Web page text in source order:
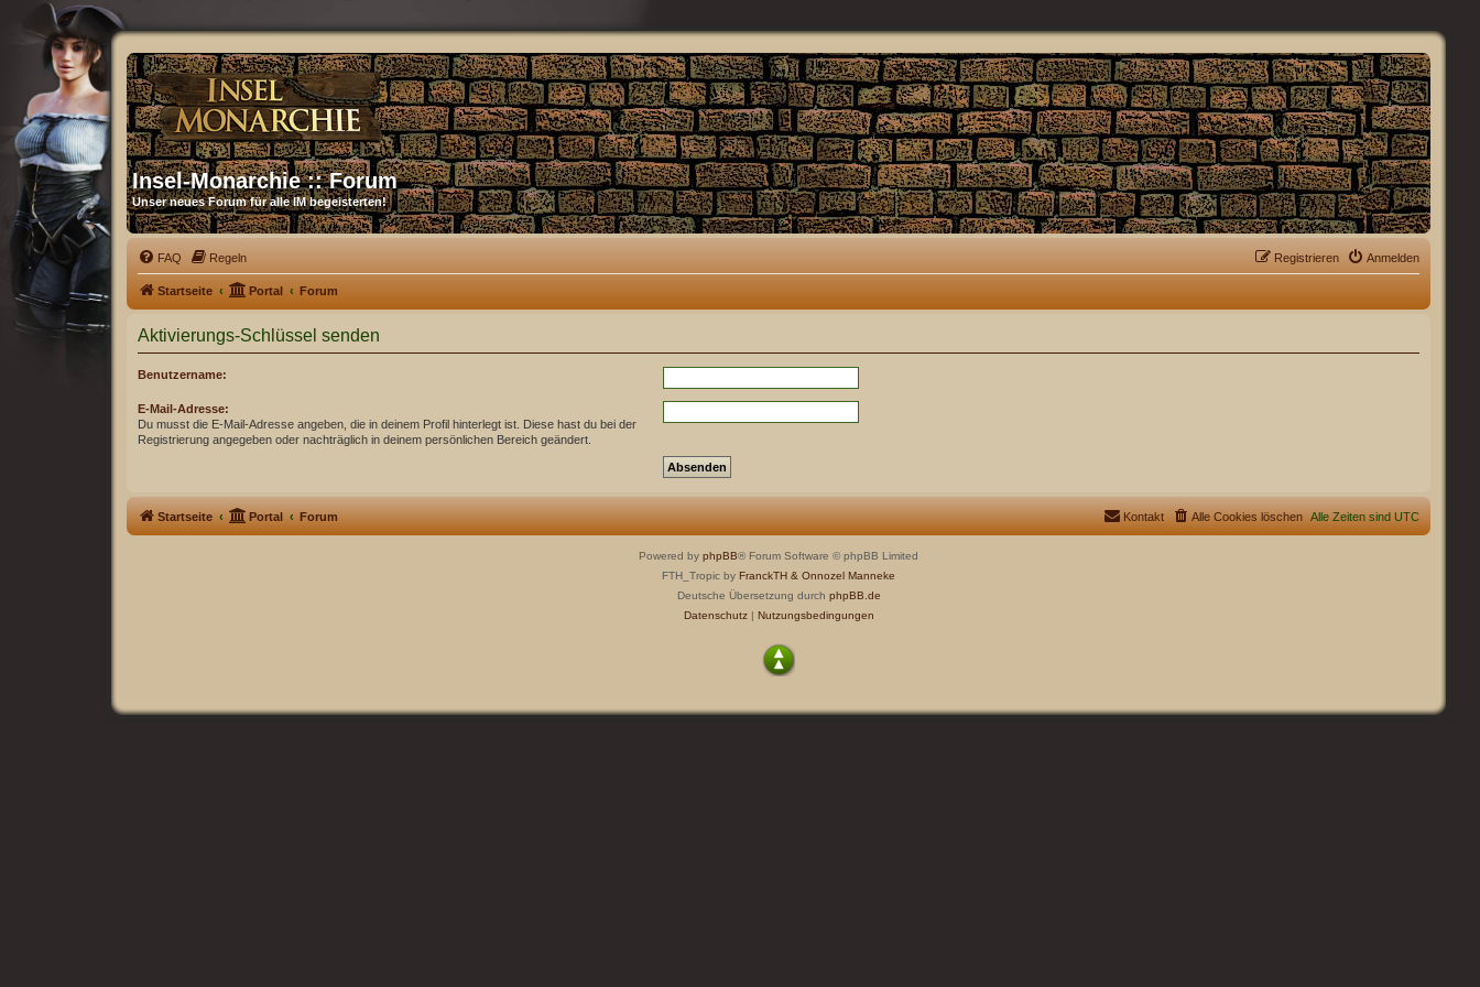
Insel-Monarchie :: Forum
Unser neues Forum für alle IM begeisterten!
FAQ Regeln Anmelden
Registrieren
Startseite Portal Forum
Aktivierungs-Schlüssel senden
Benutzername:
E-Mail-Adresse:
Du musst die E-Mail-Adresse angeben, die in deinem Profil hinterlegt ist. Diese hast du bei der
Registrierung angegeben oder nachträglich in deinem persönlichen Bereich geändert.
Startseite Portal Forum Alle Zeiten sind UTC
Alle Cookies löschen
Kontakt
Powered by phpBB® Forum Software © phpBB Limited
FTH_Tropic by FranckTH & Onnozel Manneke
Deutsche Übersetzung durch phpBB.de
Datenschutz| Nutzungsbedingungen